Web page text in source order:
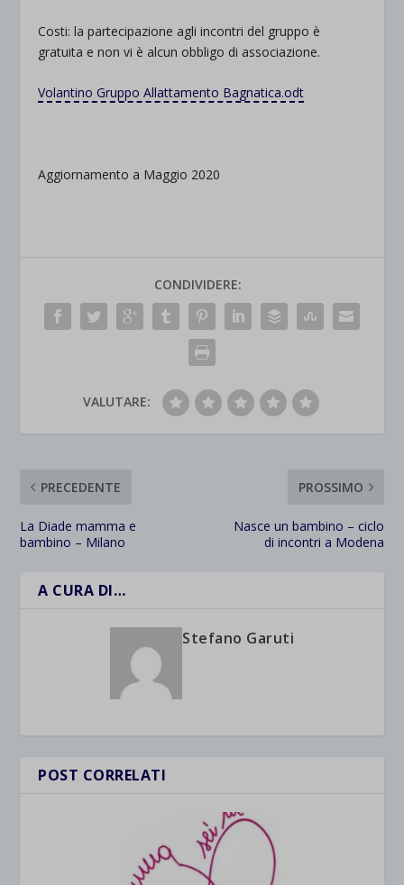
Costi: la partecipazione agli incontri del gruppo è
gratuita e non vi è alcun obbligo di associazione.
Volantino Gruppo Allattamento Bagnatica.odt
Aggiornamento a Maggio 2020
CONDIVIDERE:
VALUTARE:
PRECEDENTE
La Diade mamma e
bambino – Milano
PROSSIMO
Nasce un bambino – ciclo
di incontri a Modena
A CURA DI…
Stefano Garuti
POST CORRELATI